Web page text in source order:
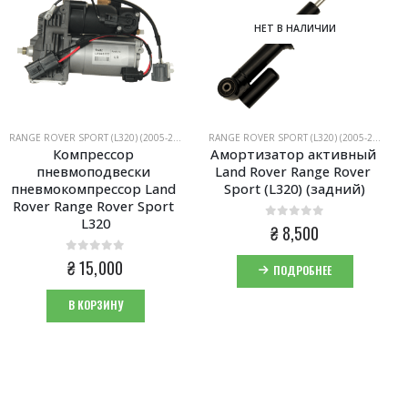
Компрессор
пневмоподвески
пневмокомпрессор Land
Rover Range Rover Sport
L320
0 из 5
₴15,000
В КОРЗИНУ
НЕТ В НАЛИЧИИ
Амортизатор активный
Land Rover Range Rover
Sport (L320) (задний)
0из 5
₴8,500
ПОДРОБНЕЕ